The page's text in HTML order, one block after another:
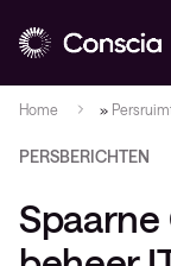
Home »
PERSBERICHTEN